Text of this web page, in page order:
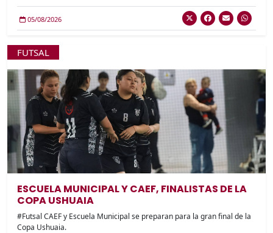
05/08/2026
FUTSAL
ESCUELA MUNICIPAL Y CAEF, FINALISTAS DE LA
COPA USHUAIA
#Futsal CAEF y Escuela Municipal se preparan para la gran final de la
Copa Ushuaia.